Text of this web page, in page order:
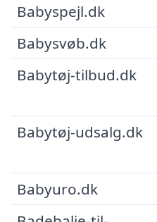
Babyspejl.dk
Babysvøb.dk
Babytøj-tilbud.dk
Babytøj-udsalg.dk
Babyuro.dk